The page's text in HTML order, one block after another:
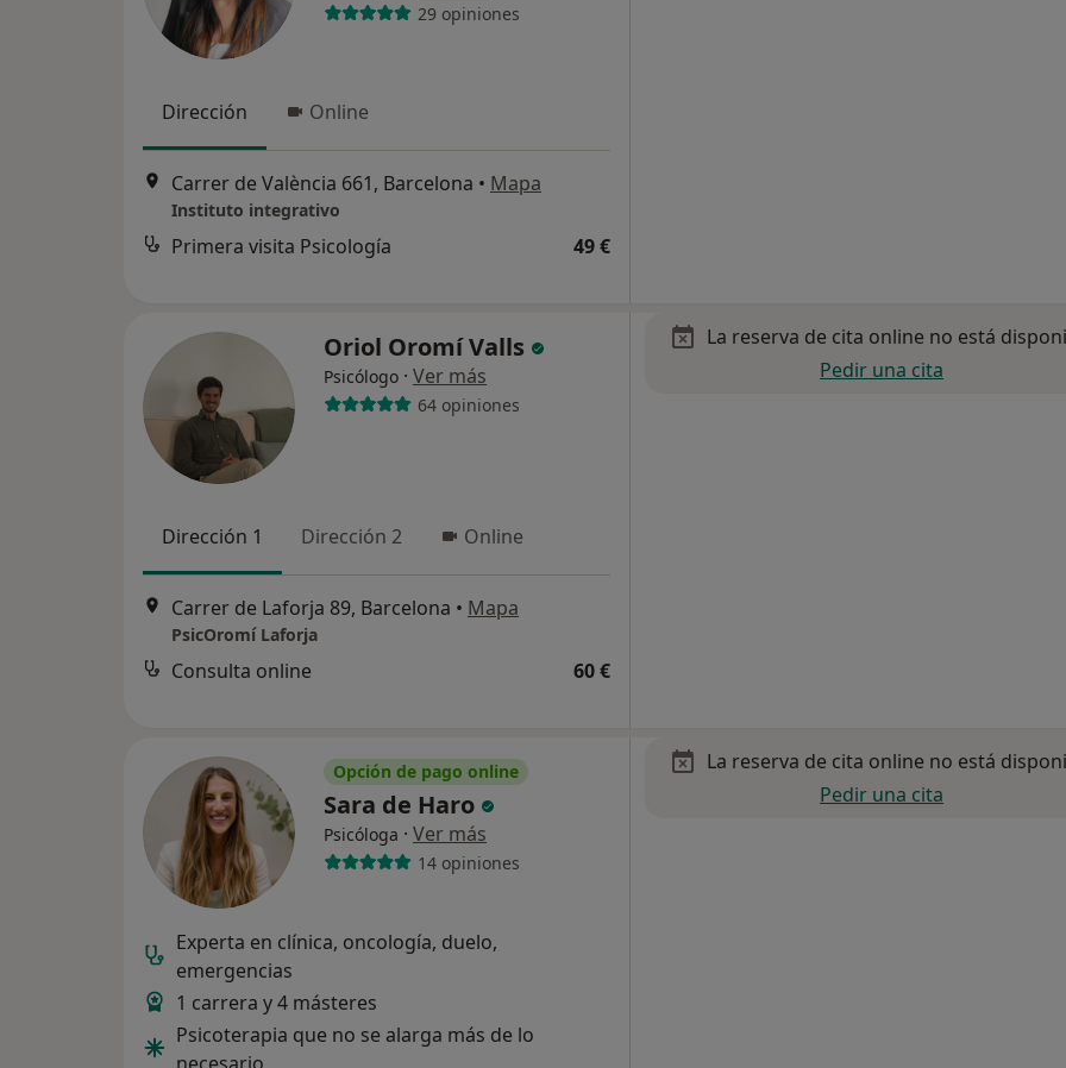
29 opiniones
Dirección Online
Carrer de València 661, Barcelona • Mapa
Instituto integrativo
Primera visita Psicología 49 €
Oriol Oromí Valls
Psicólogo · Ver más
64 opiniones
Dirección 1 Dirección 2 Online
Carrer de Laforja 89, Barcelona • Mapa
PsicOromí Laforja
Consulta online 60 €
La reserva de cita online no está
Pedir una cita
Opción de pago online
Sara de Haro
Psicóloga · Ver más
14 opiniones
Experta en clínica, oncología, duelo,
emergencias
1 carrera y 4 másteres
Psicoterapia que no se alarga más de lo
La reserva de cita online no está
Pedir una cita